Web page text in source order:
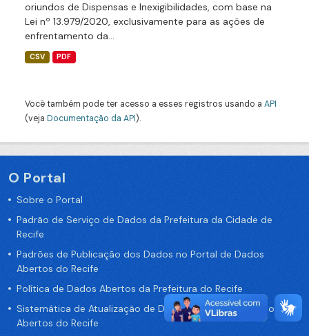
oriundos de Dispensas e Inexigibilidades, com base na
Lei nº 13.979/2020, exclusivamente para as ações de
enfrentamento da...
CSV PDF
Você também pode ter acesso a esses registros usando a API
(veja Documentação da API).
O Portal
Sobre o Portal
Padrão de Serviço de Dados da Prefeitura da Cidade de
Recife
Padrões de Publicação dos Dados no Portal de Dados
Abertos do Recife
Política de Dados Abertos da Prefeitura do Recife
Sistemática de Atualização de Dados do Portal de Dados
Abertos do Recife